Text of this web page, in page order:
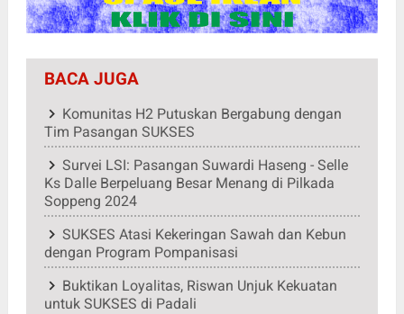
BACA JUGA
Komunitas H2 Putuskan Bergabung dengan
Tim Pasangan SUKSES
Survei LSI: Pasangan Suwardi Haseng - Selle
Ks Dalle Berpeluang Besar Menang di Pilkada
Soppeng 2024
SUKSES Atasi Kekeringan Sawah dan Kebun
dengan Program Pompanisasi
Buktikan Loyalitas, Riswan Unjuk Kekuatan
untuk SUKSES di Padali